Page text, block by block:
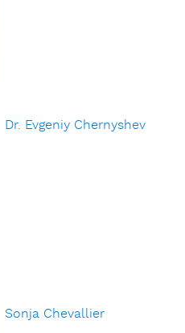
Dr. Evgeniy Chernyshev
Sonja Chevallier